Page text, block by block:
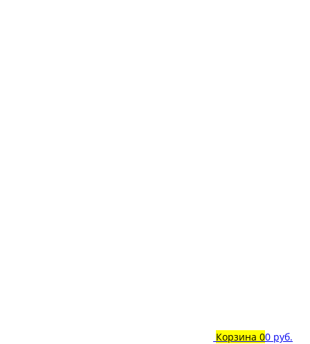
Корзина 00 руб.